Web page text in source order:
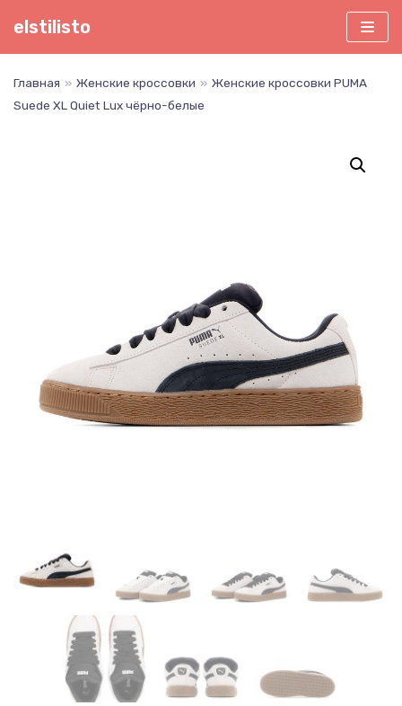
Перейти
elstilisto
Главная » Женские кроссовки » Женские кроссовки PUMA
Suede XL Quiet Lux чёрно-белые